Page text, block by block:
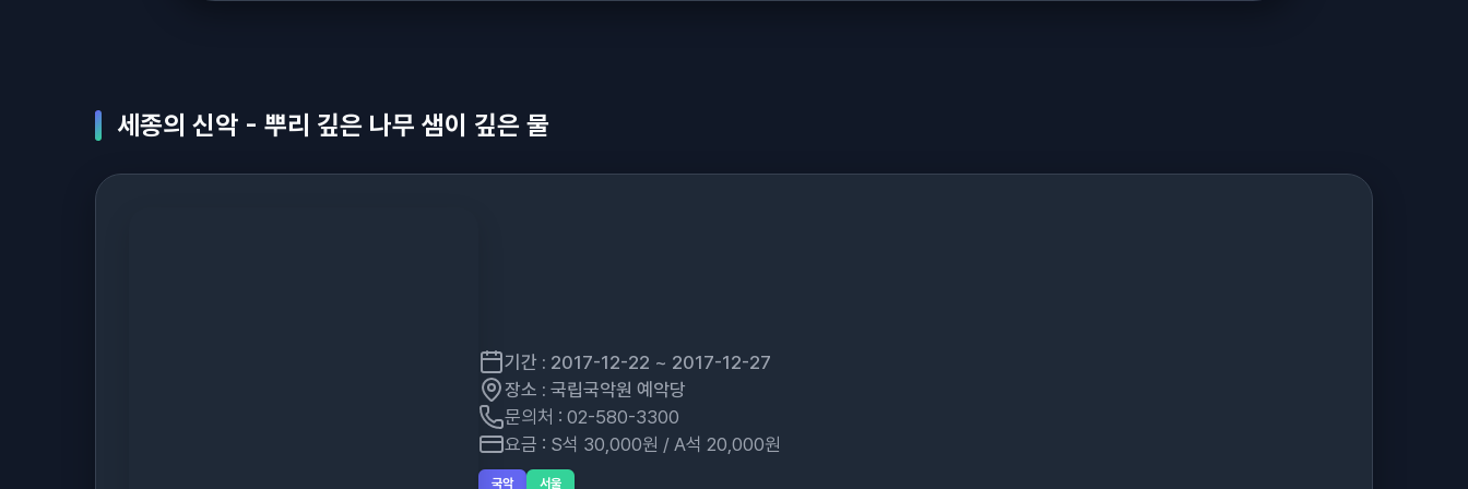
세종의 신악 - 뿌리 깊은 나무 샘이 깊은 물
기간 : 2017-12-22 ~ 2017-12-27
장소 : 국립국악원 예악당
문의처 : 02-580-3300
요금 : S석 30,000원 / A석 20,000원
국악 서울